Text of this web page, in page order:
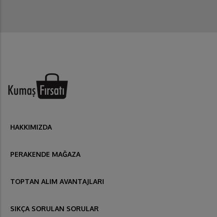
HAKKIMIZDA
PERAKENDE MAĞAZA
TOPTAN ALIM AVANTAJLARI
SIKÇA SORULAN SORULAR